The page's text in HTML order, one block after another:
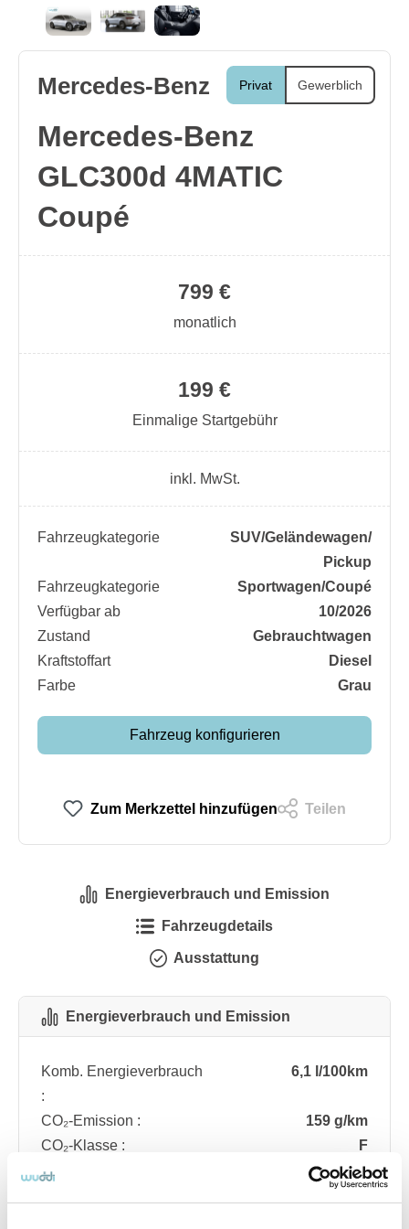
Privat Gewerblich
Mercedes-Benz
Mercedes-Benz
GLC300d 4MATIC
Coupé
199 €
Einmalige Startgebühr
799 €
monatlich
inkl. MwSt.
Fahrzeugkategorie
SUV/​Geländewagen/​
Pickup
Fahrzeugkategorie
Sportwagen/​Coupé
Verfügbar ab
10/2026
Zustand
Gebrauchtwagen
Kraftstoffart
Diesel
Farbe
Grau
Fahrzeug konfigurieren
Zum Merkzettel hinzufügen Teilen
Energieverbrauch und Emission
Fahrzeugdetails
Ausstattung
Energieverbrauch und Emission
Komb. Energieverbrauch
:
6,1 l/100km
CO₂-Emission :
159 g/km
CO₂-Klasse :
F